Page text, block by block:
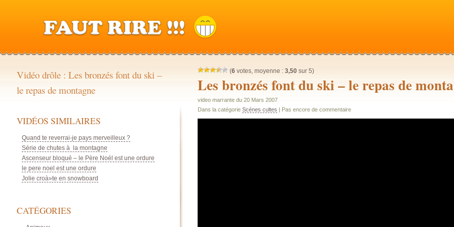
(6votes, moyenne : 3,50sur 5)
Les bronzés font du ski – le repas de
video marrante du 20 Mars 2007
Dans la catégorie Scénes cultes | Pas encore de commentaire
Vidéo drôle : Les bronzés font du ski –
le repas de montagne
VIDÉOS SIMILAIRES
Quand te reverrai-je pays merveilleux ?
Série de chutes à la montagne
Ascenseur bloqué – le Père Noél est une ordure
le pere noel est une ordure
Jolie croà»te en snowboard
CATÉGORIES